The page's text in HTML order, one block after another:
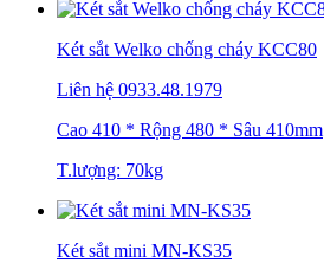
Két sắt Welko chống cháy KCC80
Liên hệ 0933.48.1979
Cao 410 * Rộng 480 * Sâu 410mm
T.lượng: 70kg
Két sắt mini MN-KS35